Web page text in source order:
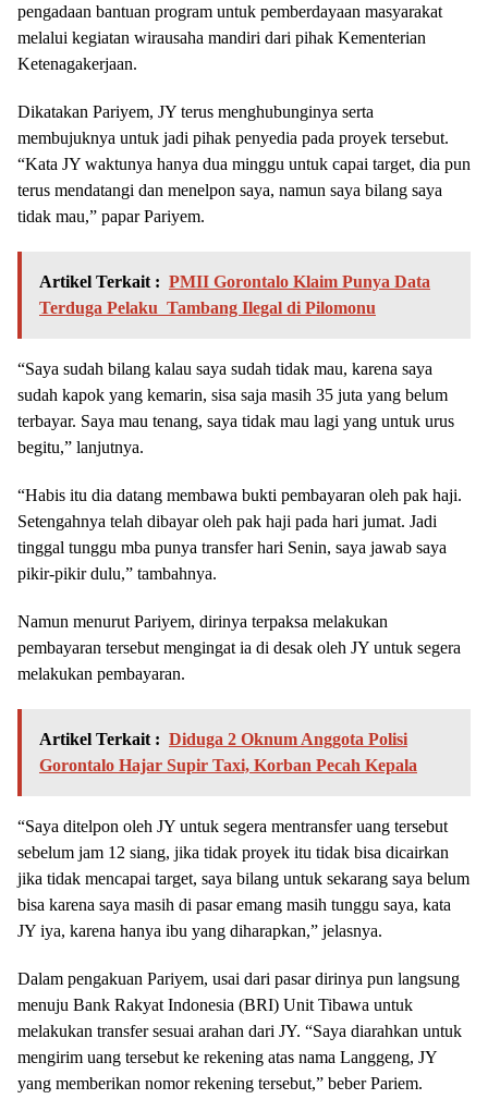
pengadaan bantuan program untuk pemberdayaan masyarakat
melalui kegiatan wirausaha mandiri dari pihak Kementerian
Ketenagakerjaan.
Dikatakan Pariyem, JY terus menghubunginya serta
membujuknya untuk jadi pihak penyedia pada proyek tersebut.
“Kata JY waktunya hanya dua minggu untuk capai target, dia pun
terus mendatangi dan menelpon saya, namun saya bilang saya
tidak mau,” papar Pariyem.
Artikel Terkait : PMII Gorontalo Klaim Punya Data
Terduga Pelaku Tambang Ilegal di Pilomonu
“Saya sudah bilang kalau saya sudah tidak mau, karena saya
sudah kapok yang kemarin, sisa saja masih 35 juta yang belum
terbayar. Saya mau tenang, saya tidak mau lagi yang untuk urus
begitu,” lanjutnya.
“Habis itu dia datang membawa bukti pembayaran oleh pak haji.
Setengahnya telah dibayar oleh pak haji pada hari jumat. Jadi
tinggal tunggu mba punya transfer hari Senin, saya jawab saya
pikir-pikir dulu,” tambahnya.
Namun menurut Pariyem, dirinya terpaksa melakukan
pembayaran tersebut mengingat ia di desak oleh JY untuk segera
melakukan pembayaran.
Artikel Terkait : Diduga 2 Oknum Anggota Polisi
Gorontalo Hajar Supir Taxi, Korban Pecah Kepala
“Saya ditelpon oleh JY untuk segera mentransfer uang tersebut
sebelum jam 12 siang, jika tidak proyek itu tidak bisa dicairkan
jika tidak mencapai target, saya bilang untuk sekarang saya belum
bisa karena saya masih di pasar emang masih tunggu saya, kata
JY iya, karena hanya ibu yang diharapkan,” jelasnya.
Dalam pengakuan Pariyem, usai dari pasar dirinya pun langsung
menuju Bank Rakyat Indonesia (BRI) Unit Tibawa untuk
melakukan transfer sesuai arahan dari JY. “Saya diarahkan untuk
mengirim uang tersebut ke rekening atas nama Langgeng, JY
yang memberikan nomor rekening tersebut,” beber Pariem.